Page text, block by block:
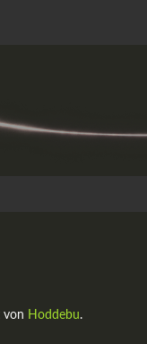
von Hoddebu.